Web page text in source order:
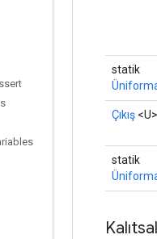
statik
Çıkış <U>
statik